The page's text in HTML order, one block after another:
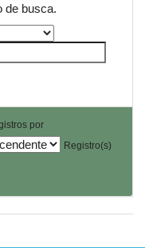
de busca.
por
Registro(s)